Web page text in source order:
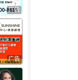
广告
广告